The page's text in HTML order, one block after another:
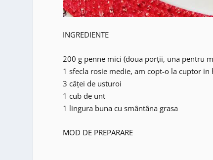
INGREDIENTE
200 g penne mici (doua porții, una pentru
1 sfecla rosie medie, am copt-o la cuptor in
3 căței de usturoi
1 cub de unt
1 lingura buna cu smântâna grasa
MOD DE PREPARARE